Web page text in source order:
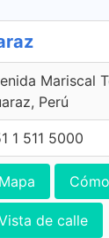
Mariscal
Perú
1 511 5000
Mapa
de calle